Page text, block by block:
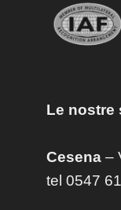
Le nostre
Cesena–
tel 0547